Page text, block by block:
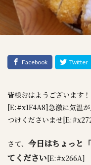
皆様おはようございます
[E:#x1F4A8]急激に気温
つけくださいませ
さて、 今日はちょっと
てください[E:#x266A]